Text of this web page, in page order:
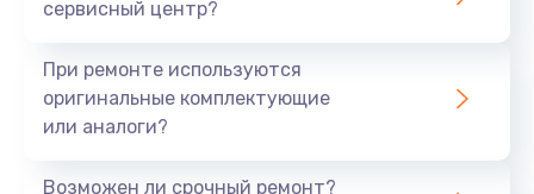
сервисный центр?
При ремонте используются
оригинальные комплектующие
или аналоги?
Возможен ли срочный ремонт?